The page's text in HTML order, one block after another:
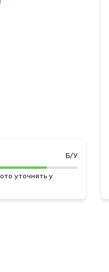
Б/У
уточнять у